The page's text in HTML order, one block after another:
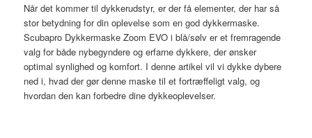
Når det kommer til dykkerudstyr, er der få elementer, der har så
stor betydning for din oplevelse som en god dykkermaske.
Scubapro Dykkermaske Zoom EVO i blå/sølv er et fremragende
valg for både nybegyndere og erfarne dykkere, der ønsker
optimal synlighed og komfort. I denne artikel vil vi dykke dybere
ned i, hvad der gør denne maske til et fortræffeligt valg, og
hvordan den kan forbedre dine dykkeoplevelser.